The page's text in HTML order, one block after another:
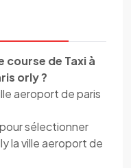
de Taxi à
orly ?
aeroport de paris
sélectionner
la ville aeroport de